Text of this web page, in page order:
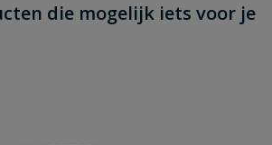
die mogelijk iets voor je